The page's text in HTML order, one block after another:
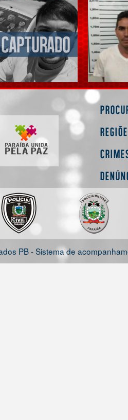
PB - Sistema de